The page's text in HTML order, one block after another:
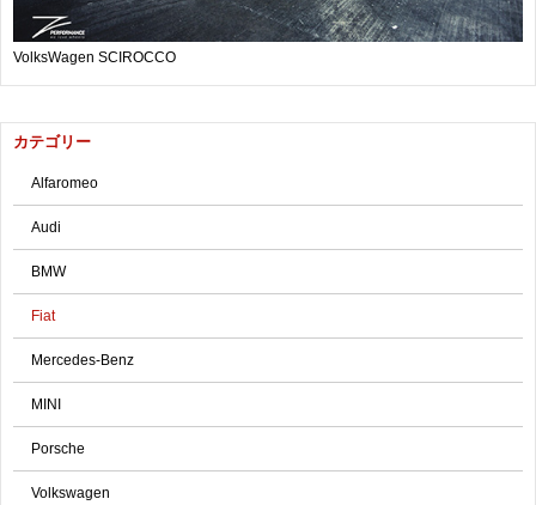
VolksWagen SCIROCCO
カテゴリー
Alfaromeo
Audi
BMW
Fiat
Mercedes-Benz
MINI
Porsche
Volkswagen